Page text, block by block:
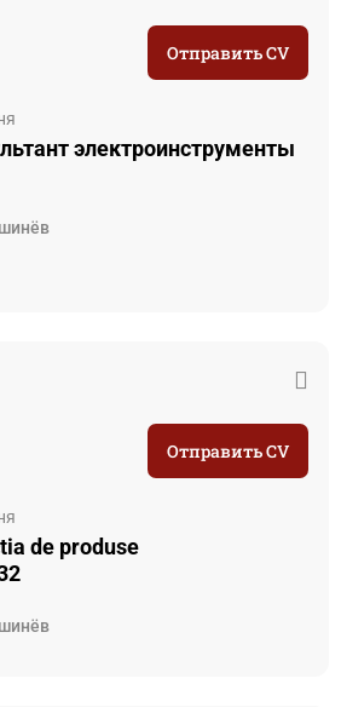
электроинструменты
Отправить CV
Отправить CV